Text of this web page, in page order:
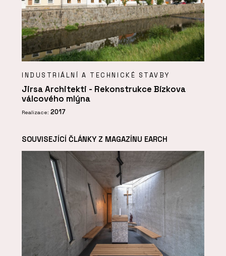
INDUSTRIÁLNÍ A TECHNICKÉ STAVBY
Jirsa Architekti - Rekonstrukce Bízkova
válcového mlýna
Realizace: 2017
SOUVISEJÍCÍ ČLÁNKY Z MAGAZÍNU EARCH